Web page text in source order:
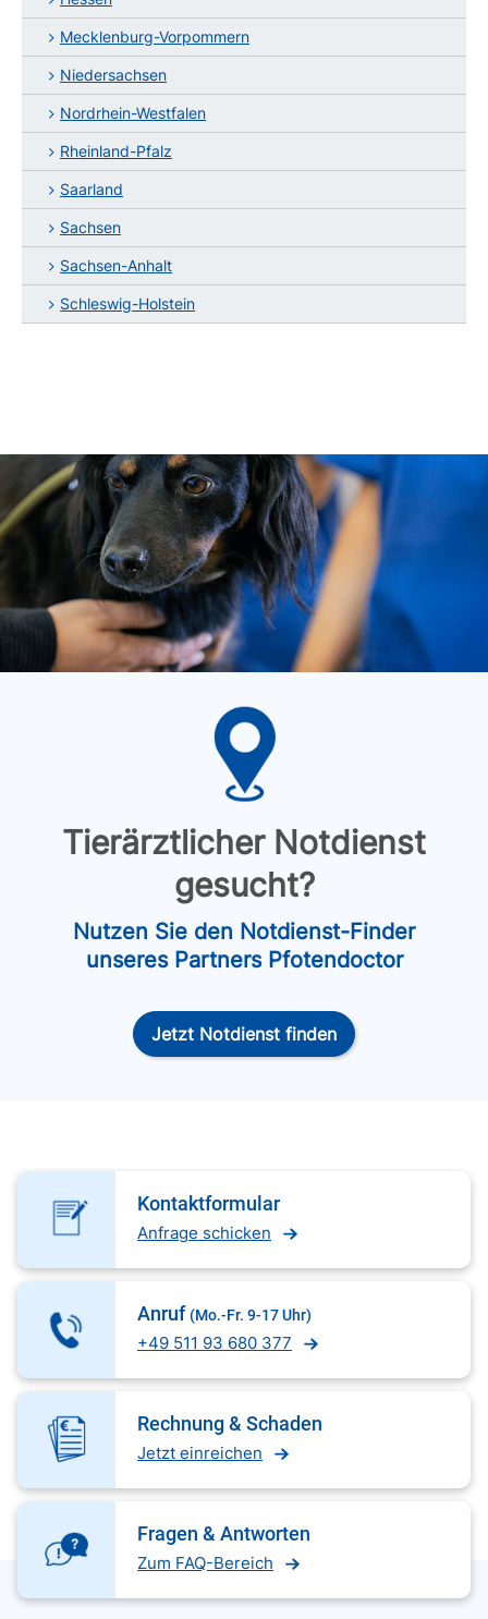
Mecklenburg-Vorpommern
Niedersachsen
Nordrhein-Westfalen
Rheinland-Pfalz
Saarland
Sachsen
Sachsen-Anhalt
Schleswig-Holstein
Tierärztlicher Notdienst
gesucht?
Nutzen Sie den Notdienst-Finder
unseres Partners Pfotendoctor
Jetzt Notdienst finden
Kontaktformular
Anfrage schicken
Anruf (Mo.-Fr. 9-17 Uhr)
+49 511 93 680 377
Rechnung & Schaden
Jetzt einreichen
Fragen & Antworten
Zum FAQ-Bereich